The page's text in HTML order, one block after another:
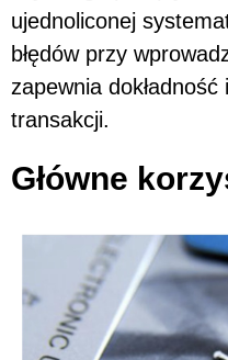
ujednoliconej
błędów przy
zapewnia
transakcji.
Główne